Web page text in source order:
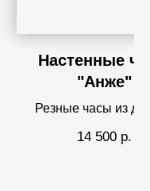
Настенные
"Анже"
Резные часы из
14 500 р.